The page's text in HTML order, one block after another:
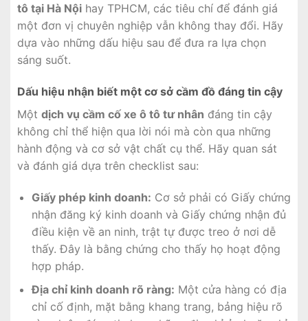
tô tại Hà Nội hay TPHCM, các tiêu chí để đánh giá
một đơn vị chuyên nghiệp vẫn không thay đổi. Hãy
dựa vào những dấu hiệu sau để đưa ra lựa chọn
sáng suốt.
Dấu hiệu nhận biết một cơ sở cầm đồ đáng tin cậy
Một dịch vụ cầm cố xe ô tô tư nhân đáng tin cậy
không chỉ thể hiện qua lời nói mà còn qua những
hành động và cơ sở vật chất cụ thể. Hãy quan sát
và đánh giá dựa trên checklist sau:
Giấy phép kinh doanh: Cơ sở phải có Giấy chứng
nhận đăng ký kinh doanh và Giấy chứng nhận đủ
điều kiện về an ninh, trật tự được treo ở nơi dễ
thấy. Đây là bằng chứng cho thấy họ hoạt động
hợp pháp.
Địa chỉ kinh doanh rõ ràng: Một cửa hàng có địa
chỉ cố định, mặt bằng khang trang, bảng hiệu rõ